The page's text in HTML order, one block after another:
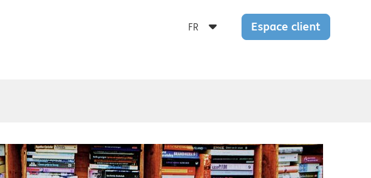
Espace client